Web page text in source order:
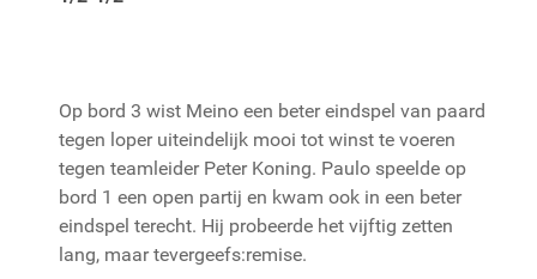
Op bord 3 wist Meino een beter eindspel van paard
tegen loper uiteindelijk mooi tot winst te voeren
tegen teamleider Peter Koning. Paulo speelde op
bord 1 een open partij en kwam ook in een beter
eindspel terecht. Hij probeerde het vijftig zetten
lang, maar tevergeefs:remise.